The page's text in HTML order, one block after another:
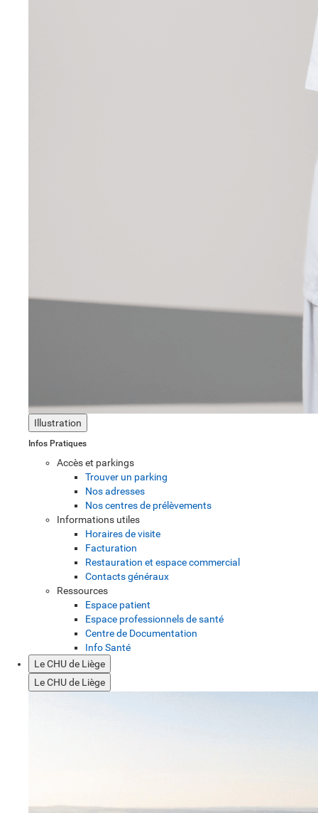
Illustration
Infos Pratiques
Accès et parkings
Trouver un parking
Nos adresses
Nos centres de prélèvements
Informations utiles
Horaires de visite
Facturation
Restauration et espace commercial
Contacts généraux
Ressources
Espace patient
Espace professionnels de santé
Centre de Documentation
Info Santé
Le CHU de Liège
Le CHU de Liège